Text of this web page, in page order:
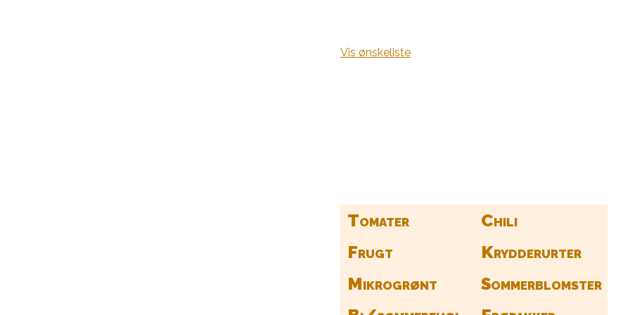
Vis ønskeliste
Tomater
Chili
Frugt
Krydderurter
Mikrogrønt
Sommerblomster